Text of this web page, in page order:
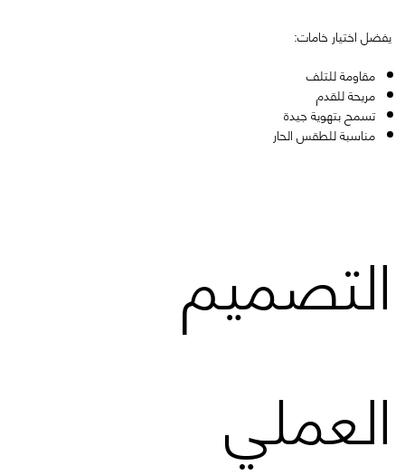
يفضل اختيار خامات:
مقاومة للتلف
مريحة للقدم
تسمح بتهوية جيدة
مناسبة للطقس الحار
التصميم
العملي